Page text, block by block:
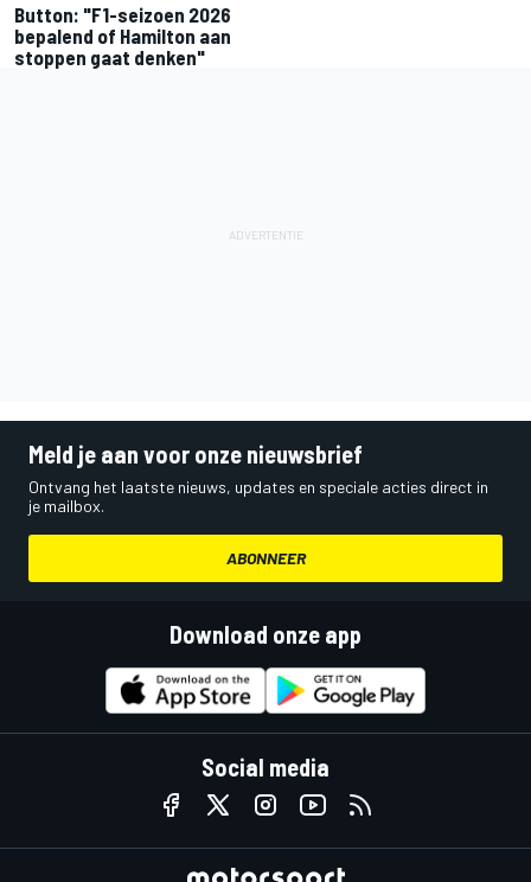
Button: "F1-seizoen 2026
bepalend of Hamilton aan
stoppen gaat denken"
Meld je aan voor onze nieuwsbrief
Ontvang het laatste nieuws, updates en speciale acties direct in
je mailbox.
ABONNEER
Download onze app
Social media